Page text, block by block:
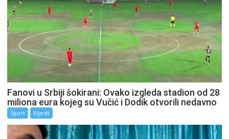
Fanovi u Srbiji šokirani: Ovako izgleda stadion od 28
miliona eura kojeg su Vučić i Dodik otvorili nedavno
Sport Vijesti